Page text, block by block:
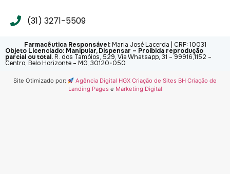
(31) 3271-5509
Farmacêutica Responsável: Maria José Lacerda | CRF: 10031
Objeto Licenciado: Manipular, Dispensar – Proibida reprodução
parcial ou total. R. dos Tamóios, 529, Via Whatsapp, 31 – 99916,1152 –
Centro, Belo Horizonte – MG, 30120-050
Site Otimizado por: Agência Digital HGX Criação de Sites BH Criação de
Landing Pagese Marketing Digital